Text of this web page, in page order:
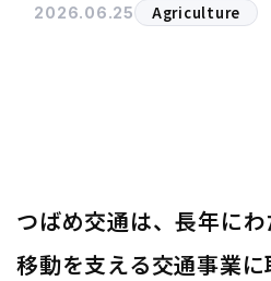
2026.06.25 Agriculture
つばめ交通は、長年に
移動を支える交通事業